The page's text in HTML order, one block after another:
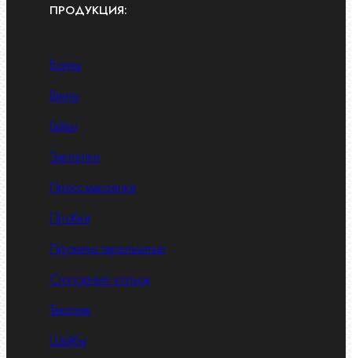
ПРОДУКЦИЯ:
Болты
Винты
Гайки
Заклепки
Пресс-масленки
Пробки
Пружины тарельчатые
Стопорные кольца
Такелаж
Шайбы